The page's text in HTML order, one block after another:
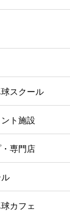
スクール
ト施設
専門店
カフェ